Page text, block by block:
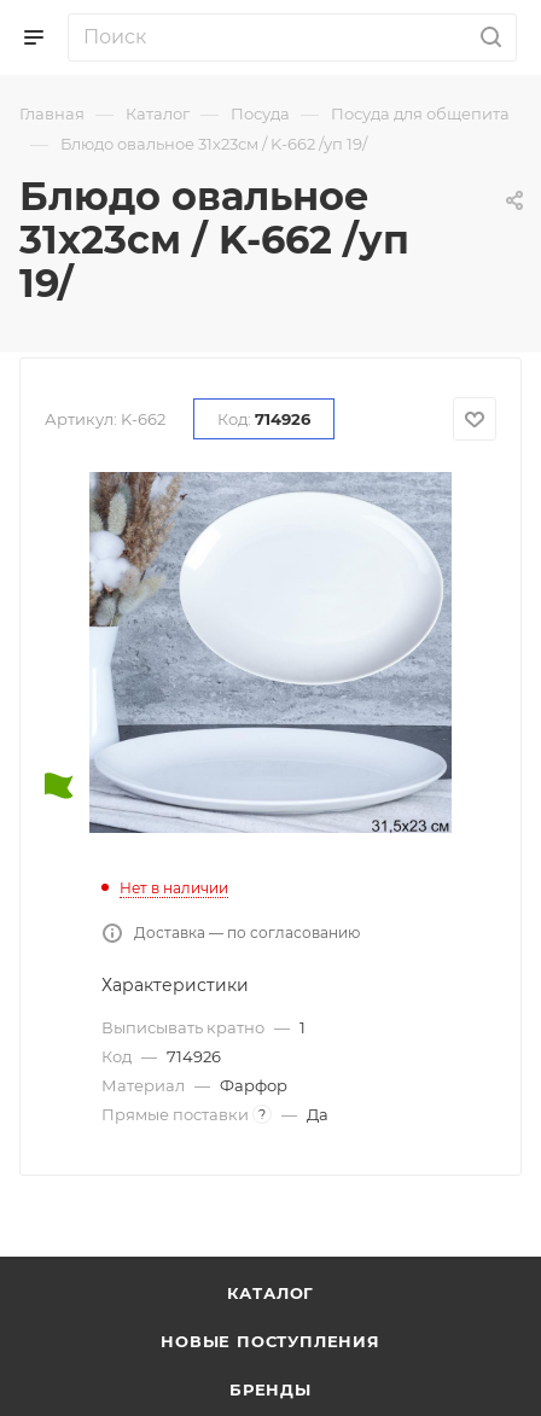
Главная — Каталог — Посуда — Посуда для общепита
— Блюдо овальное 31х23см / K-662 /уп 19/
Блюдо овальное
31х23см / K-662 /уп
19/
Артикул: K-662 Код: 714926
Нет в наличии
Доставка — по согласованию
Характеристики
Выписывать кратно — 1
Код — 714926
Материал — Фарфор
Прямые поставки
? — Да
КАТАЛОГ
НОВЫЕ ПОСТУПЛЕНИЯ
БРЕНДЫ